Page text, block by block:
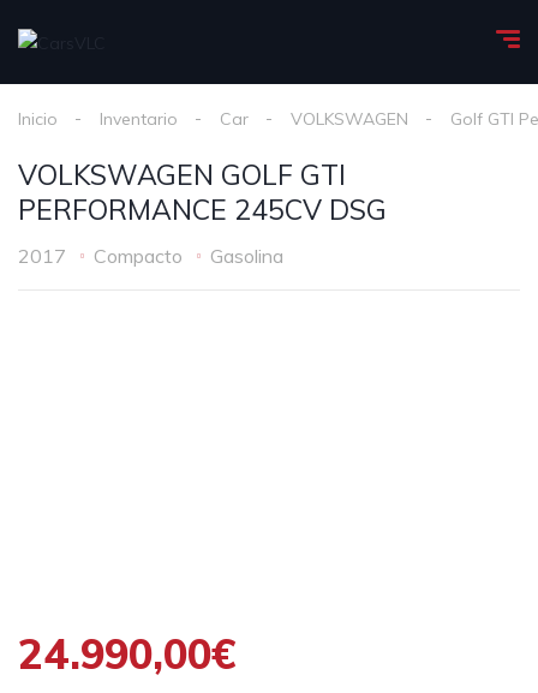
Inicio Inventario Car VOLKSWAGEN Golf GTI
VOLKSWAGEN GOLF GTI
PERFORMANCE 245CV DSG
2017 Compacto Gasolina
24.990,00€